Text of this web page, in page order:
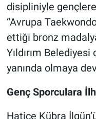
disipliniyle
“Avrupa
ettiği bronz
Yıldırım
yanında olmaya
Genç Sporculara
Hatice Kübra